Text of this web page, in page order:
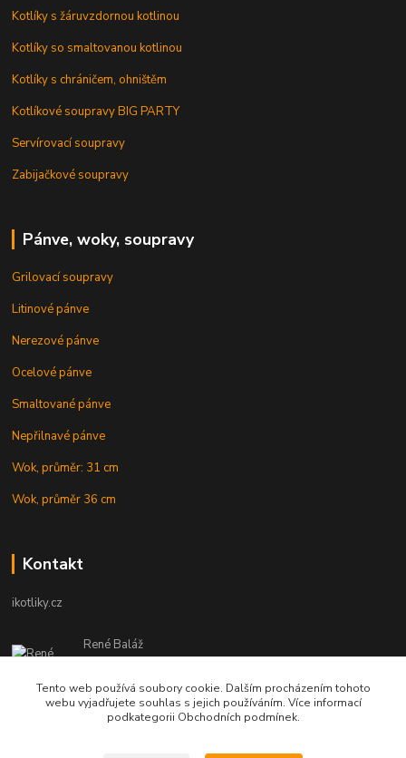
Kotlíky s žáruvzdornou kotlinou
Kotlíky so smaltovanou kotlinou
Kotlíky s chráničem, ohništěm
Kotlíkové soupravy BIG PARTY
Servírovací soupravy
Zabijačkové soupravy
Pánve, woky, soupravy
Grilovací soupravy
Litinové pánve
Nerezové pánve
Ocelové pánve
Smaltované pánve
Nepřilnavé pánve
Wok, průměr: 31 cm
Wok, průměr 36 cm
Kontakt
ikotliky.cz
René Baláž
Eshop: +421 902 212 007
od 8:00 - do 16:00 hod
info@ikotliky.cz
Tento web používá soubory cookie. Dalším procházením tohoto
webu vyjadřujete souhlas s jejich používáním. Více informací
podkategorii Obchodních podmínek.